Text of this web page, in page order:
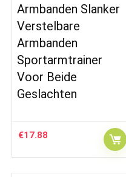
Armbanden Slanker
Verstelbare
Armbanden
Sportarmtrainer
Voor Beide
Geslachten
€17.88